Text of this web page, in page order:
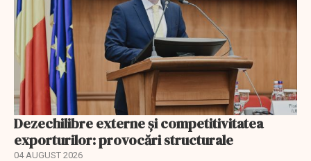
Dezechilibre externe și competitivitatea
exporturilor: provocări structurale
04 AUGUST 2026